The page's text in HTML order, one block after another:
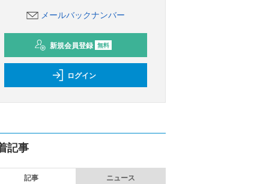
メールバックナンバー
新規会員登録 無料
ログイン
記事
記事 ニュース